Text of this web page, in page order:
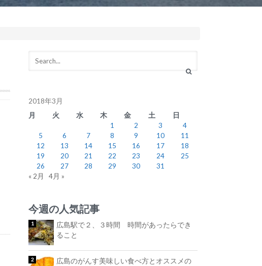
2018年3月
月
火 水 木 金 土
日
1
2 3
4
5
6 7 8 9 10
11
12
13 14 15 16 17
18
19
20 21 22 23 24
25
26
27 28 29 30
31
« 2月
4月 »
今週の人気記事
広島駅で２、３時間 時間があったらでき
ること
広島のがんす美味しい食べ方とオススメの